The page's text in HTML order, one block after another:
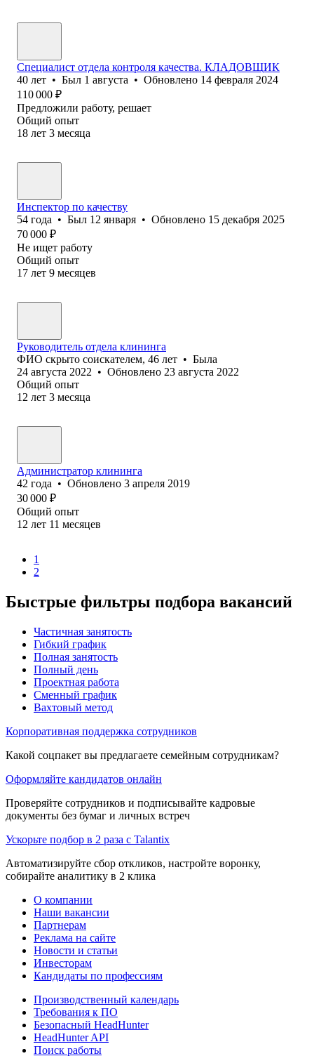
Специалист отдела контроля качества. КЛАДОВЩИК
40 лет • Был 1 августа • Обновлено 14 февраля 2024
110 000 ₽
Предложили работу, решает
Общий опыт
18 лет 3 месяца
Инспектор по качеству
54 года • Был 12 января • Обновлено 15 декабря 2025
70 000 ₽
Не ищет работу
Общий опыт
17 лет 9 месяцев
Руководитель отдела клининга
ФИО скрыто соискателем, 46 лет • Была
24 августа 2022 • Обновлено 23 августа 2022
Общий опыт
12 лет 3 месяца
Администратор клининга
42 года • Обновлено 3 апреля 2019
30 000 ₽
Общий опыт
12 лет 11 месяцев
1
2
Быстрые фильтры подбора вакансий
Частичная занятость
Гибкий график
Полная занятость
Полный день
Проектная работа
Сменный график
Вахтовый метод
Корпоративная поддержка сотрудников
Какой соцпакет вы предлагаете семейным сотрудникам?
Оформляйте кандидатов онлайн
Проверяйте сотрудников и подписывайте кадровые
документы без бумаг и личных встреч
Ускорьте подбор в 2 раза с Talantix
Автоматизируйте сбор откликов, настройте воронку,
собирайте аналитику в 2 клика
О компании
Наши вакансии
Партнерам
Реклама на сайте
Новости и статьи
Инвесторам
Кандидаты по профессиям
Производственный календарь
Требования к ПО
Безопасный HeadHunter
HeadHunter API
Поиск работы